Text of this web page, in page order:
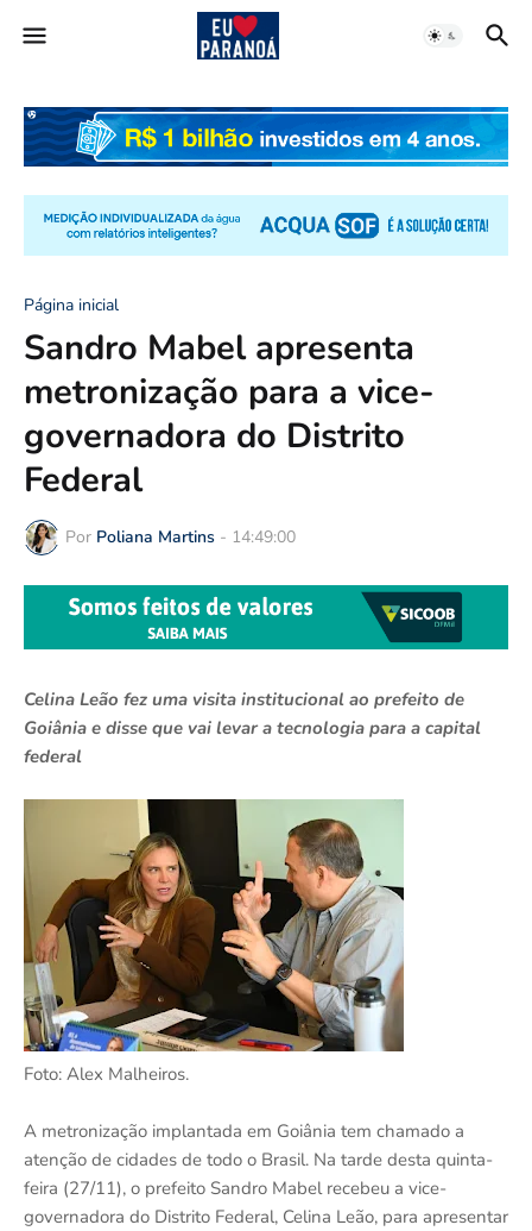
Página inicial
Sandro Mabel apresenta
metronização para a vice-
governadora do Distrito
Federal
Por Poliana Martins - 14:49:00
Celina Leão fez uma visita institucional ao prefeito de
Goiânia e disse que vai levar a tecnologia para a capital
federal
Foto: Alex Malheiros.
A metronização implantada em Goiânia tem chamado a
atenção de cidades de todo o Brasil. Na tarde desta quinta-
feira (27/11), o prefeito Sandro Mabel recebeu a vice-
governadora do Distrito Federal, Celina Leão, para apresentar